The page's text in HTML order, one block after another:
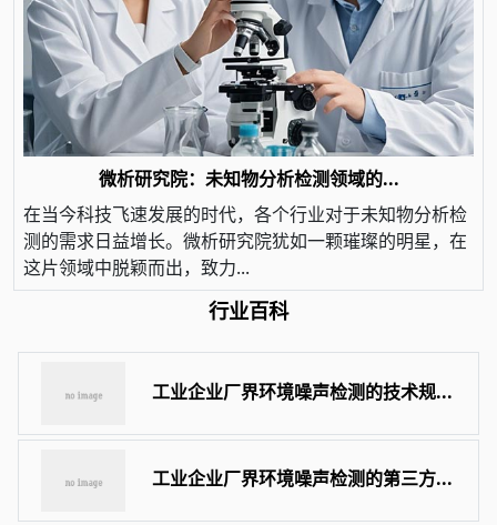
微析研究院：未知物分析检测领域的...
在当今科技飞速发展的时代，各个行业对于未知物分析检
测的需求日益增长。微析研究院犹如一颗璀璨的明星，在
这片领域中脱颖而出，致力...
行业百科
工业企业厂界环境噪声检测的技术规...
工业企业厂界环境噪声检测的第三方...